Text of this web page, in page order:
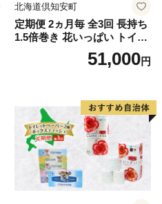
北海道倶知安町
定期便 2ヵ月毎 全3回 長持ち
1.5倍巻き 花いっぱい トイレ
ットペーパー ダブル 45ｍ 計
72ロール 全18種 花柄 プリン
ー 消耗品 備蓄 送料無料 北海
道 倶知安町 日用品
51,000円